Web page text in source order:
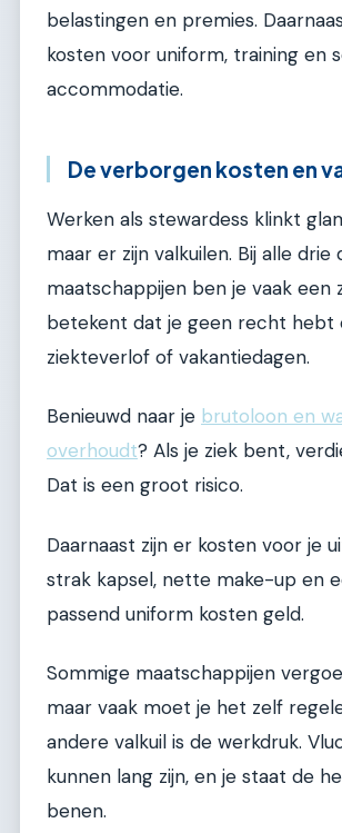
belastingen en premies.
kosten voor uniform, training en
accommodatie.
De verborgen kosten en
Werken als stewardess klinkt
maar er zijn valkuilen. Bij alle drie
maatschappijen ben je vaak een
betekent dat je geen recht hebt
ziekteverlof of vakantiedagen.
Benieuwd naar je brutoloon en
overhoudt? Als je ziek bent,
Dat is een groot risico.
Daarnaast zijn er kosten voor je
strak kapsel, nette make-up en
passend uniform kosten geld.
Sommige maatschappijen
maar vaak moet je het zelf
andere valkuil is de werkdruk.
kunnen lang zijn, en je staat de
benen.